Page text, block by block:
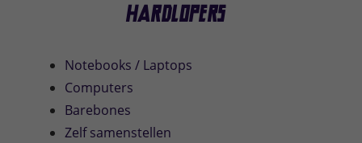
Hardlopers
Notebooks / Laptops
Computers
Barebones
Zelf samenstellen